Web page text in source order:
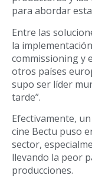
para abordar
Entre las
la
commissioning y
otros países
supo ser líder
tarde”.
Efectivamente,
cine Bectu puso
sector,
llevando la peor
producciones.